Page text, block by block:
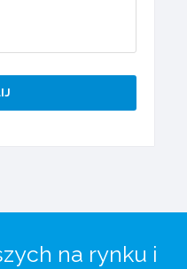
na rynku i